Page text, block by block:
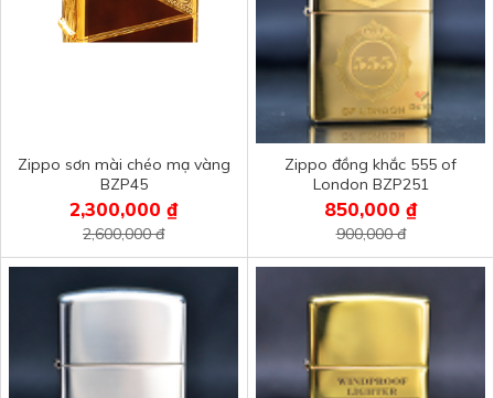
Zippo sơn mài chéo mạ vàng
BZP45
2,300,000 ₫
2,600,000 đ
Zippo đồng khắc 555 of
London BZP251
850,000 ₫
900,000 đ